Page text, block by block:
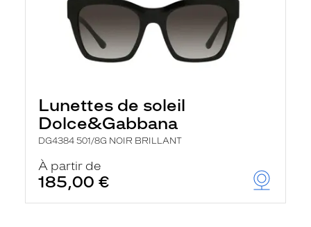
Lunettes de soleil
Dolce&Gabbana
DG4384 501/8G NOIR BRILLANT
À partir de
185,00 €